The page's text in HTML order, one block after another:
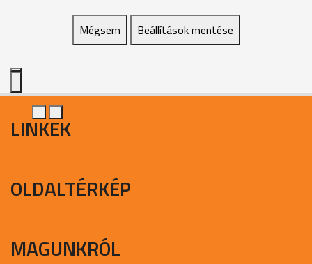
Mégsem Beállítások mentése
LINKEK
OLDALTÉRKÉP
MAGUNKRÓL